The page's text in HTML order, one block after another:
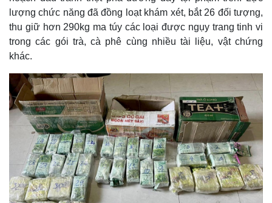
Thế giới
Quan sát
Multimedia
lượng chức năng đã đồng loạt khám xét, bắt 26 đối tượng,
thu giữ hơn 290kg ma túy các loại được ngụy trang tinh vi
trong các gói trà, cà phê cùng nhiều tài liệu, vật chứng
khác.